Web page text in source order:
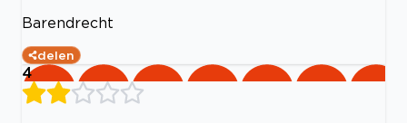
Barendrecht
delen
4